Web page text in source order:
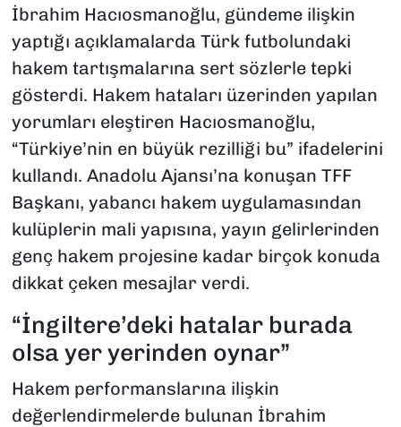
İbrahim Hacıosmanoğlu, gündeme ilişkin
yaptığı açıklamalarda Türk futbolundaki
hakem tartışmalarına sert sözlerle tepki
gösterdi. Hakem hataları üzerinden yapılan
yorumları eleştiren Hacıosmanoğlu,
“Türkiye’nin en büyük rezilliği bu” ifadelerini
kullandı. Anadolu Ajansı’na konuşan TFF
Başkanı, yabancı hakem uygulamasından
kulüplerin mali yapısına, yayın gelirlerinden
genç hakem projesine kadar birçok konuda
dikkat çeken mesajlar verdi.
“İngiltere’deki hatalar burada
olsa yer yerinden oynar”
Hakem performanslarına ilişkin
değerlendirmelerde bulunan İbrahim